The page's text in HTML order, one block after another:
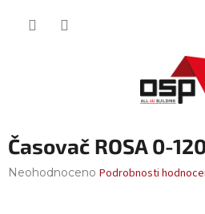
Časovač ROSA 0-
Průměrné
Neohodnoceno Podrobnosti